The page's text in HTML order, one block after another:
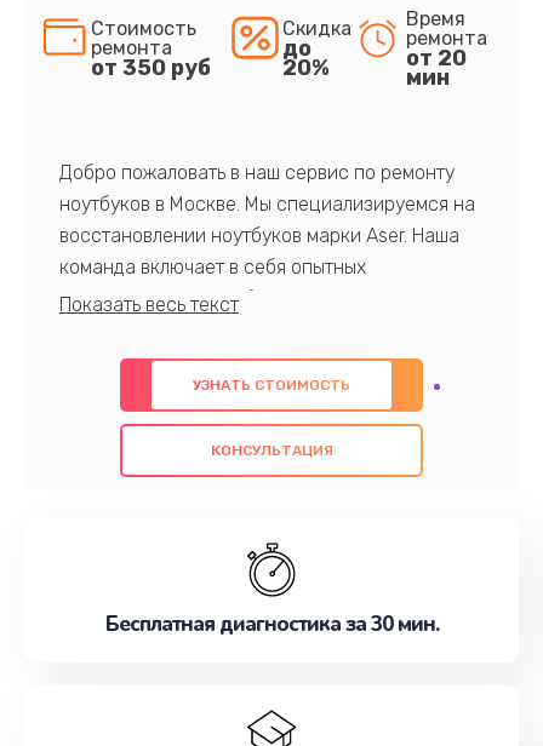
Стоимость
ремонта
от 350 руб
Скидка
до
20%
Время
ремонта
от 20
мин
Добро пожаловать в наш сервис по ремонту
ноутбуков в Москве. Мы специализируемся на
восстановлении ноутбуков марки Aser. Наша
команда включает в себя опытных
профессионалов с обширными знаниями и
предлагаем быстрый и качественный ремонт с
использованием оригинальных компонентов, а
также гарантируем качество всех
проведенных работ. Наша цель - предоставить
наилучшим образом. Не медлите записаться на
УЗНАТЬ СТОИМОСТЬ
КОНСУЛЬТАЦИЯ
Бесплатная диагностика за 30 мин.